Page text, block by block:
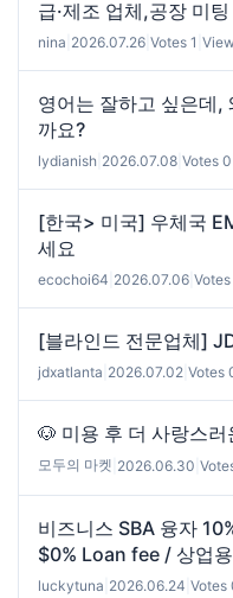
급·제조 업체,공장 미
nina 2026.07.26 Votes 1
영어는 잘하고 싶은데,
까요?
lydianish 2026.07.08 Votes 0
[한국> 미국] 우체국
세요
ecochoi64 2026.07.06
[블라인드 전문업체]
jdxatlanta 2026.07.02 Votes
🐶 미용 후 더 사랑스
모두의 마켓 2026.06.30
비즈니스 SBA 융자
$0% Loan fee / 상업
luckytuna 2026.06.24 Votes